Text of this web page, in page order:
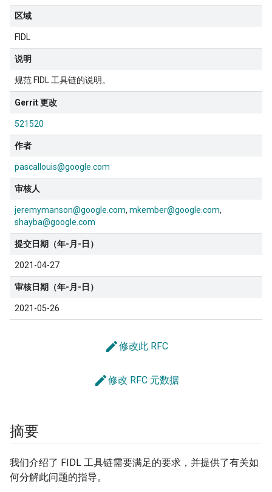
区域
FIDL
说明
规范 FIDL 工具链的说明。
Gerrit 更改
521520
作者
pascallouis@google.com
审核人
jeremymanson@google.com mkember@google.com
shayba@google.com
提交日期（年-月-日）
2021-04-27
审核日期（年-月-日）
2021-05-26
edit修改此 RFC
edit修改 RFC 元数据
摘要
我们介绍了 FIDL 工具链需要满足的要求，并提供了有关如
何分解此问题的指导。